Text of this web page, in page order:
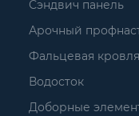
Сэндвич панель
Арочный
Фальцевая кровля
Водосток
Доборные